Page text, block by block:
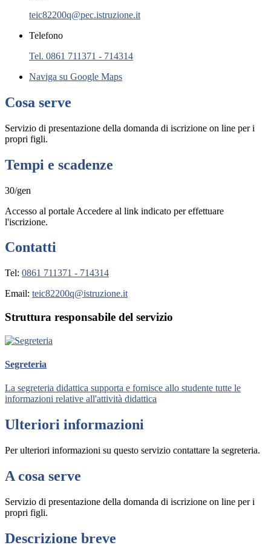
teic82200q@pec.istruzione.it
Telefono
Tel. 0861 711371 - 714314
Naviga su Google Maps
Cosa serve
Servizio di presentazione della domanda di iscrizione on line per i
propri figli.
Tempi e scadenze
30/gen
Accesso al portale Accedere al link indicato per effettuare
l'iscrizione.
Contatti
Tel: 0861 711371 - 714314
Email: teic82200q@istruzione.it
Struttura responsabile del servizio
Segreteria
La segreteria didattica supporta e fornisce allo studente tutte le
informazioni relative all'attività didattica
Ulteriori informazioni
Per ulteriori informazioni su questo servizio contattare la segreteria.
A cosa serve
Servizio di presentazione della domanda di iscrizione on line per i
propri figli.
Descrizione breve